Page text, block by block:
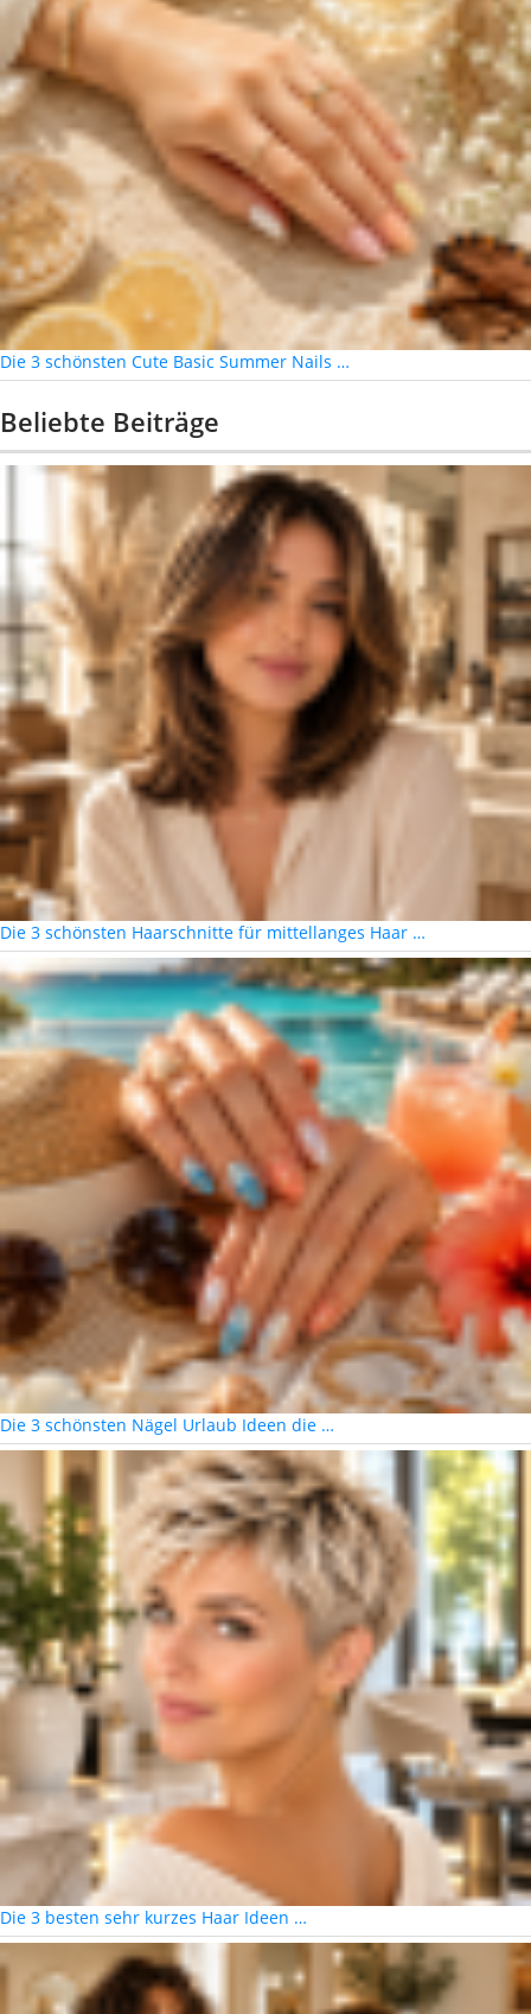
Die 3 schönsten Cute Basic Summer Nails …
Beliebte Beiträge
Die 3 schönsten Haarschnitte für mittellanges Haar …
Die 3 schönsten Nägel Urlaub Ideen die …
Die 3 besten sehr kurzes Haar Ideen …